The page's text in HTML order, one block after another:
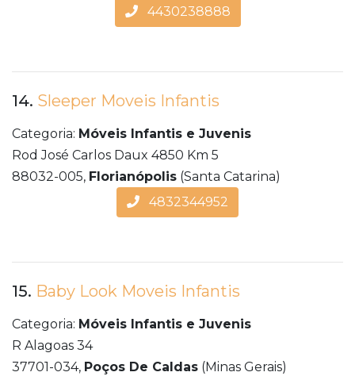
4430238888
14. Sleeper Moveis Infantis
Categoria: Móveis Infantis e Juvenis
Rod José Carlos Daux 4850 Km 5
88032-005, Florianópolis (Santa Catarina)
4832344952
15. Baby Look Moveis Infantis
Categoria: Móveis Infantis e Juvenis
R Alagoas 34
37701-034, Poços De Caldas (Minas Gerais)